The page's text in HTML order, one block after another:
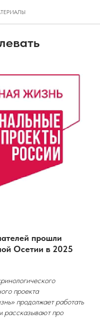
прошли
Осетии в 2025
проекта
продолжает работать
рассказывают про